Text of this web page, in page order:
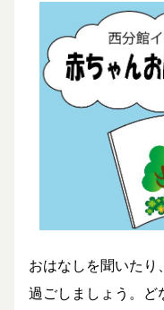
おはなしを聞いたり
過ごしましょう。ど